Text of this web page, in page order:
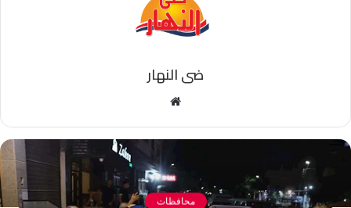
ضى النهار
محافظات